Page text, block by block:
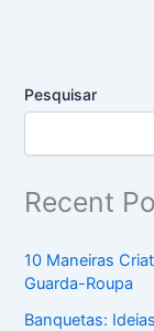
Pesquisar
Recent
10 Maneiras
Guarda-Roupa
Banquetas: